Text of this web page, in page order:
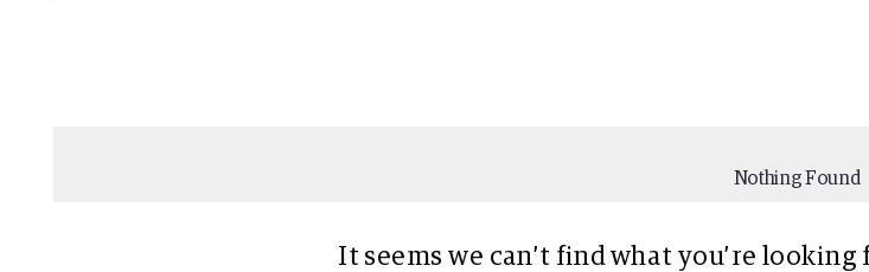
Nothing Found
It seems we can’t find what you’re